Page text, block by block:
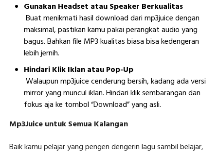
Gunakan Headset atau Speaker Berkualitas
Buat menikmati hasil download dari mp3juice dengan
maksimal, pastikan kamu pakai perangkat audio yang
bagus. Bahkan file MP3 kualitas biasa bisa kedengeran
lebih jernih.
Hindari Klik Iklan atau Pop-Up
Walaupun mp3juice cenderung bersih, kadang ada versi
mirror yang muncul iklan. Hindari klik sembarangan dan
fokus aja ke tombol “Download” yang asli.
Mp3Juice untuk Semua Kalangan
Baik kamu pelajar yang pengen dengerin lagu sambil belajar,